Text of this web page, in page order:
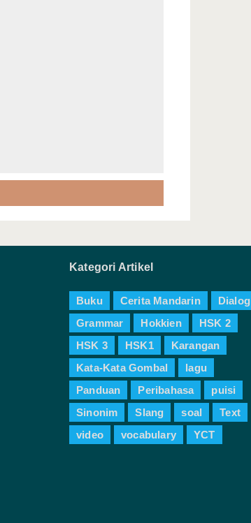
Kategori Artikel
Buku Cerita Mandarin
Dialog
Grammar
Hokkien
HSK 2
HSK 3
HSK1
Karangan
Kata-Kata Gombal
lagu
Panduan
Peribahasa
puisi
Sinonim
Slang soal
Text
video
vocabulary YCT